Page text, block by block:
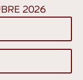
2026